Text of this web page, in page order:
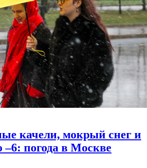
качели, мокрый снег и
–6: погода в Москве